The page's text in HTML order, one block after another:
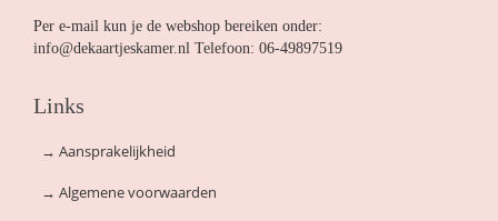
Per e-mail kun je de webshop bereiken onder:
info@dekaartjeskamer.nl Telefoon: 06-49897519
Links
→ Aansprakelijkheid
→ Algemene voorwaarden